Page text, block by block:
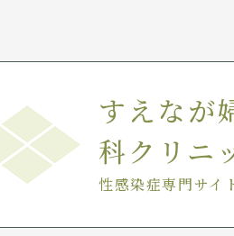
すえなが
科クリニ
性感染症専門サイ